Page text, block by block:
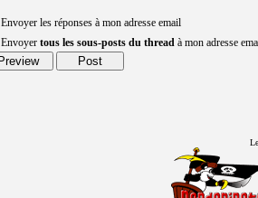
Envoyer les réponses à mon adresse email
Envoyer tous les sous-posts du thread à mon adresse